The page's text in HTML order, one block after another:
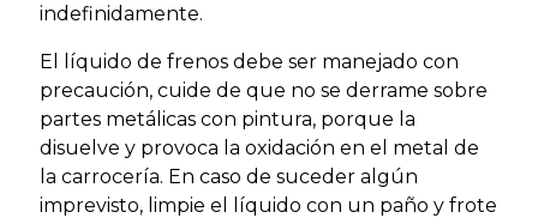
indefinidamente.
El líquido de frenos debe ser manejado con
precaución, cuide de que no se derrame sobre
partes metálicas con pintura, porque la
disuelve y provoca la oxidación en el metal de
la carrocería. En caso de suceder algún
imprevisto, limpie el líquido con un paño y frote